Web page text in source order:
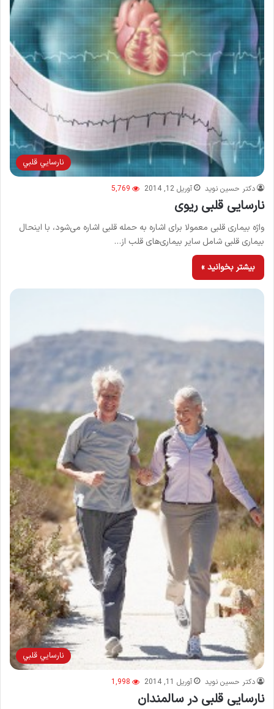
نارسايي قلبي
دکتر حسین نوید آوریل 12, 2014 5,769
نارسایی قلبی ریوی
واژه بیماری قلبی معمولا برای اشاره به حمله قلبی اشاره می‌شود، با اینحال
بیماری قلبی شامل سایر بیماری‌های قلب از…
بیشتر بخوانید »
نارسايي قلبي
دکتر حسین نوید آوریل 11, 2014 1,998
نارسایی قلبی در سالمندان